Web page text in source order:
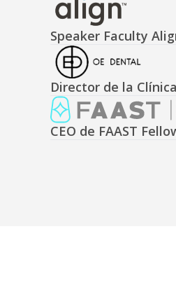
Speaker Faculty
Director de la
CEO de FAAST